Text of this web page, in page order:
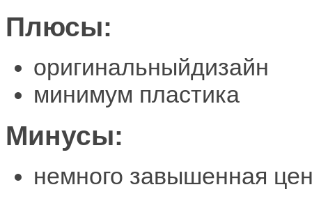
Плюсы:
оригинальныйдизайн
минимум пластика
Минусы:
немного завышенная